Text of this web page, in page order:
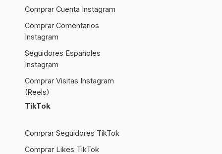
Comprar Cuenta Instagram
Comprar Comentarios
Instagram
Seguidores Españoles
Instagram
Comprar Visitas Instagram
(Reels)
TikTok
Comprar Seguidores TikTok
Comprar Likes TikTok